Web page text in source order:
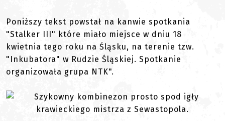
Poniższy tekst powstał na kanwie spotkania
"Stalker III" które miało miejsce w dniu 18
kwietnia tego roku na Śląsku, na terenie tzw.
"Inkubatora" w Rudzie Śląskiej. Spotkanie
organizowała grupa NTK".